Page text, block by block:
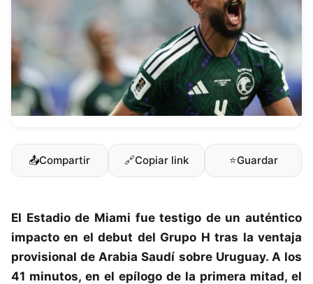
📤Compartir 🔗Copiar link ⭐Guardar
El Estadio de Miami fue testigo de un auténtico
impacto en el debut del Grupo H tras la ventaja
provisional de Arabia Saudí sobre Uruguay. A los
41 minutos, en el epílogo de la primera mitad, el